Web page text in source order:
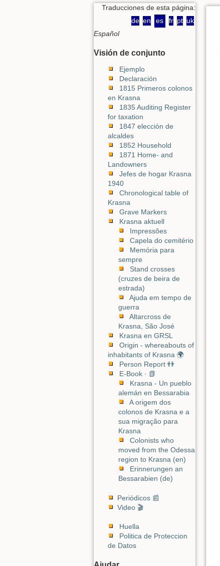
Traducciones de esta página:
de en es fr pt uk
Español
Visión de conjunto
Ejemplo
Declaración
1815 Primeros colonos
en Krasna
1835 Auditing Register
for taxation
1847 elección de
alcaldes
1852 Household
1871 Home- and
Landowners
Jefes de hogar Krasna
1940
Chronological table of
Krasna
Grave Markers
Krasna aktuell
Impressões
Capela do cemitério
Memória para
sempre
Stand crosses
(cruzes de beira de
estrada)
Ajuda em tempo de
guerra
Altarcross de
Krasna, São José
Krasna en GRSL
Origin - whereabouts of
inhabitants of Krasna 🌍
Person Report 👬
E-Book · 📗
Krasna - Un pueblo
alemán en Bessarabia
A origem dos
colonos de Krasna e a
sua migração para
Krasna
Colonists who
moved from the Odessa
region to Krasna (en)
Erinnerungen an
Bessarabien (de)
Periódicos 📰
Video 🎬
Huella
Politica de Proteccion
de Datos